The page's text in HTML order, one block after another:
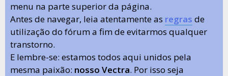
menu na parte superior da página.
Antes de navegar, leia atentamente as regras de
utilização do fórum a fim de evitarmos qualquer
transtorno.
E lembre-se: estamos todos aqui unidos pela
mesma paixão: nosso Vectra. Por isso seja